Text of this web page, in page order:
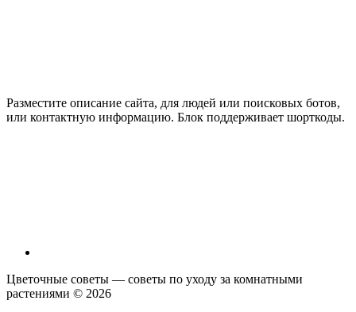
Разместите описание сайта, для людей или поисковых ботов,
или контактную информацию. Блок поддерживает шорткоды.
Цветочные советы — советы по уходу за комнатными
растениями © 2026